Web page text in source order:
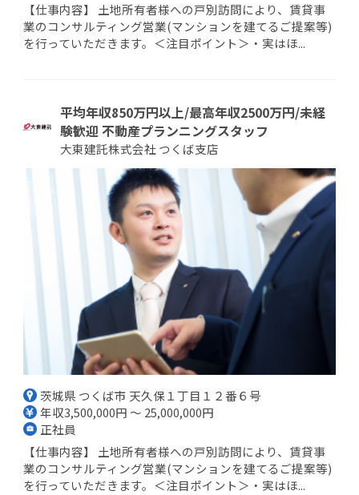
【仕事内容】 土地所有者様への戸別訪問により、賃貸事
業のコンサルティング営業(マンションを建てるご提案等)
を行っていただきます。＜注目ポイント＞・実はほ...
平均年収850万円以上/最高年収2500万円/未経
験歓迎 不動産プランニングスタッフ
大東建託株式会社 つくば支店
茨城県 つくば市 天久保１丁目１２番６号
年収3,500,000円 ～ 25,000,000円
正社員
【仕事内容】 土地所有者様への戸別訪問により、賃貸事
業のコンサルティング営業(マンションを建てるご提案等)
を行っていただきます。＜注目ポイント＞・実はほ...